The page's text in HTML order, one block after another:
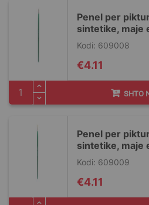
Penel per
sintetike, maje
Kodi: 609008
€4.11
SHTO
Penel per
sintetike, maje
Kodi: 609009
€4.11